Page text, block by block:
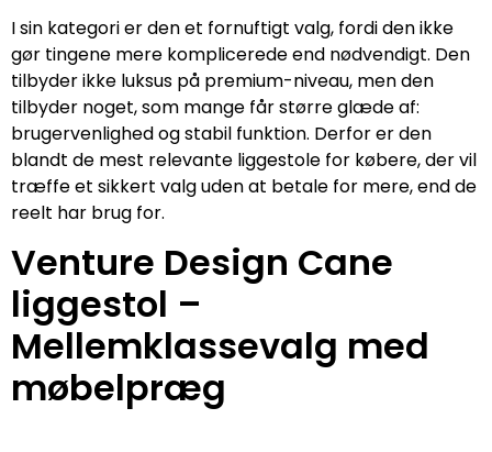
I sin kategori er den et fornuftigt valg, fordi den ikke
gør tingene mere komplicerede end nødvendigt. Den
tilbyder ikke luksus på premium-niveau, men den
tilbyder noget, som mange får større glæde af:
brugervenlighed og stabil funktion. Derfor er den
blandt de mest relevante liggestole for købere, der vil
træffe et sikkert valg uden at betale for mere, end de
reelt har brug for.
Venture Design Cane
liggestol –
Mellemklassevalg med
møbelpræg